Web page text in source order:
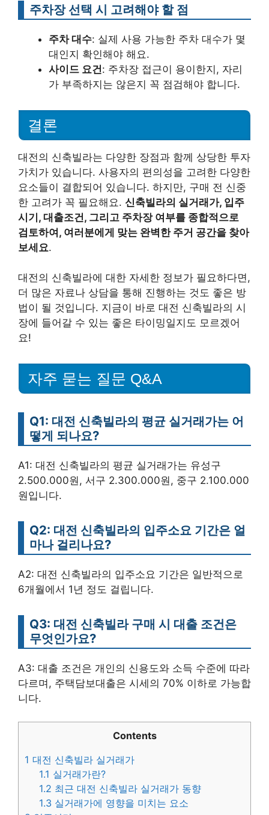
주차장 선택 시 고려해야 할 점
주차 대수: 실제 사용 가능한 주차 대수가 몇
대인지 확인해야 해요.
사이드 요건: 주차장 접근이 용이한지, 자리
가 부족하지는 않은지 꼭 점검해야 합니다.
결론
대전의 신축빌라는 다양한 장점과 함께 상당한 투자
가치가 있습니다. 사용자의 편의성을 고려한 다양한
요소들이 결합되어 있습니다. 하지만, 구매 전 신중
한 고려가 꼭 필요해요. 신축빌라의 실거래가, 입주
시기, 대출조건, 그리고 주차장 여부를 종합적으로
검토하여, 여러분에게 맞는 완벽한 주거 공간을 찾아
보세요.
대전의 신축빌라에 대한 자세한 정보가 필요하다면,
더 많은 자료나 상담을 통해 진행하는 것도 좋은 방
법이 될 것입니다. 지금이 바로 대전 신축빌라의 시
장에 들어갈 수 있는 좋은 타이밍일지도 모르겠어
요!
자주 묻는 질문 Q&A
Q1: 대전 신축빌라의 평균 실거래가는 어
떻게 되나요?
A1: 대전 신축빌라의 평균 실거래가는 유성구
2.500.000원, 서구 2.300.000원, 중구 2.100.000
원입니다.
Q2: 대전 신축빌라의 입주소요 기간은 얼
마나 걸리나요?
A2: 대전 신축빌라의 입주소요 기간은 일반적으로
6개월에서 1년 정도 걸립니다.
Q3: 대전 신축빌라 구매 시 대출 조건은
무엇인가요?
A3: 대출 조건은 개인의 신용도와 소득 수준에 따라
다르며, 주택담보대출은 시세의 70% 이하로 가능합
니다.
Contents
1 대전 신축빌라 실거래가
1.1 실거래가란?
1.2 최근 대전 신축빌라 실거래가 동향
1.3 실거래가에 영향을 미치는 요소